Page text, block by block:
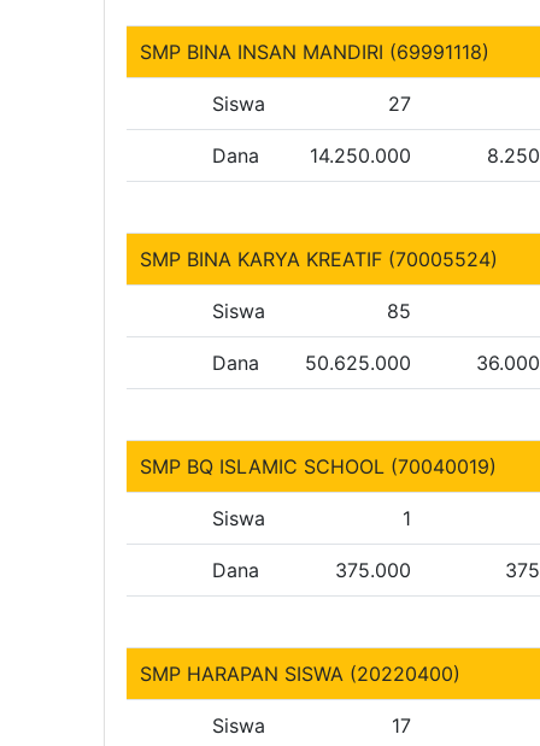
SMP BINA INSAN MANDIRI (69991118)
Siswa 27
Dana 14.250.000
SMP BINA KARYA KREATIF (70005524)
Siswa 85
Dana 50.625.000
SMP BQ ISLAMIC SCHOOL (70040019)
Siswa 1
Dana 375.000
SMP HARAPAN SISWA (20220400)
Siswa 17